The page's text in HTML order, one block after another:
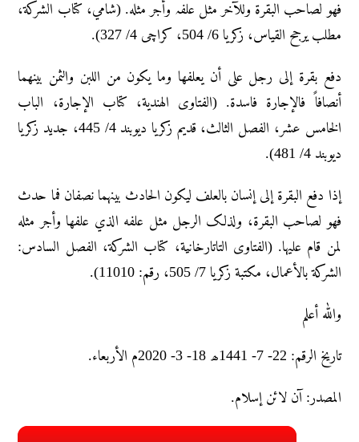
فهو لصاحب البقرۃ وللآخر مثل علفہ وأجر مثله. (شامي، کتاب الشرکة،
مطلب یرجح القیاس، زکریا 6/ 504، کراچی 4/ 327).
دفع بقرۃ إلی رجل علی أن یعلفھا وما یکون من اللبن والثمن بینھما
أنصافاً فالإجارۃ فاسدۃ. (الفتاوی الهندية، کتاب الإجارۃ، الباب
الخامس عشر، الفصل الثالث، قدیم زکریا دیوبند 4/ 445، جدید زکریا
دیوبند 4/ 481).
إذا دفع البقرۃ إلی إنسان بالعلف لیکون الحادث بینهما نصفان فما حدث
فهو لصاحب البقرۃ، ولذلک الرجل مثل علفه الذي علفها وأجر مثله
لمن قام علیہا. (الفتاوی التاتارخانیة، کتاب الشرکة، الفصل السادس:
الشرکة بالأعمال، مکتبة زکریا 7/ 505، رقم: 11010).
والله أعلم
تاريخ الرقم: 22- 7- 1441ھ 18- 3- 2020م الأربعاء.
المصدر: آن لائن إسلام.